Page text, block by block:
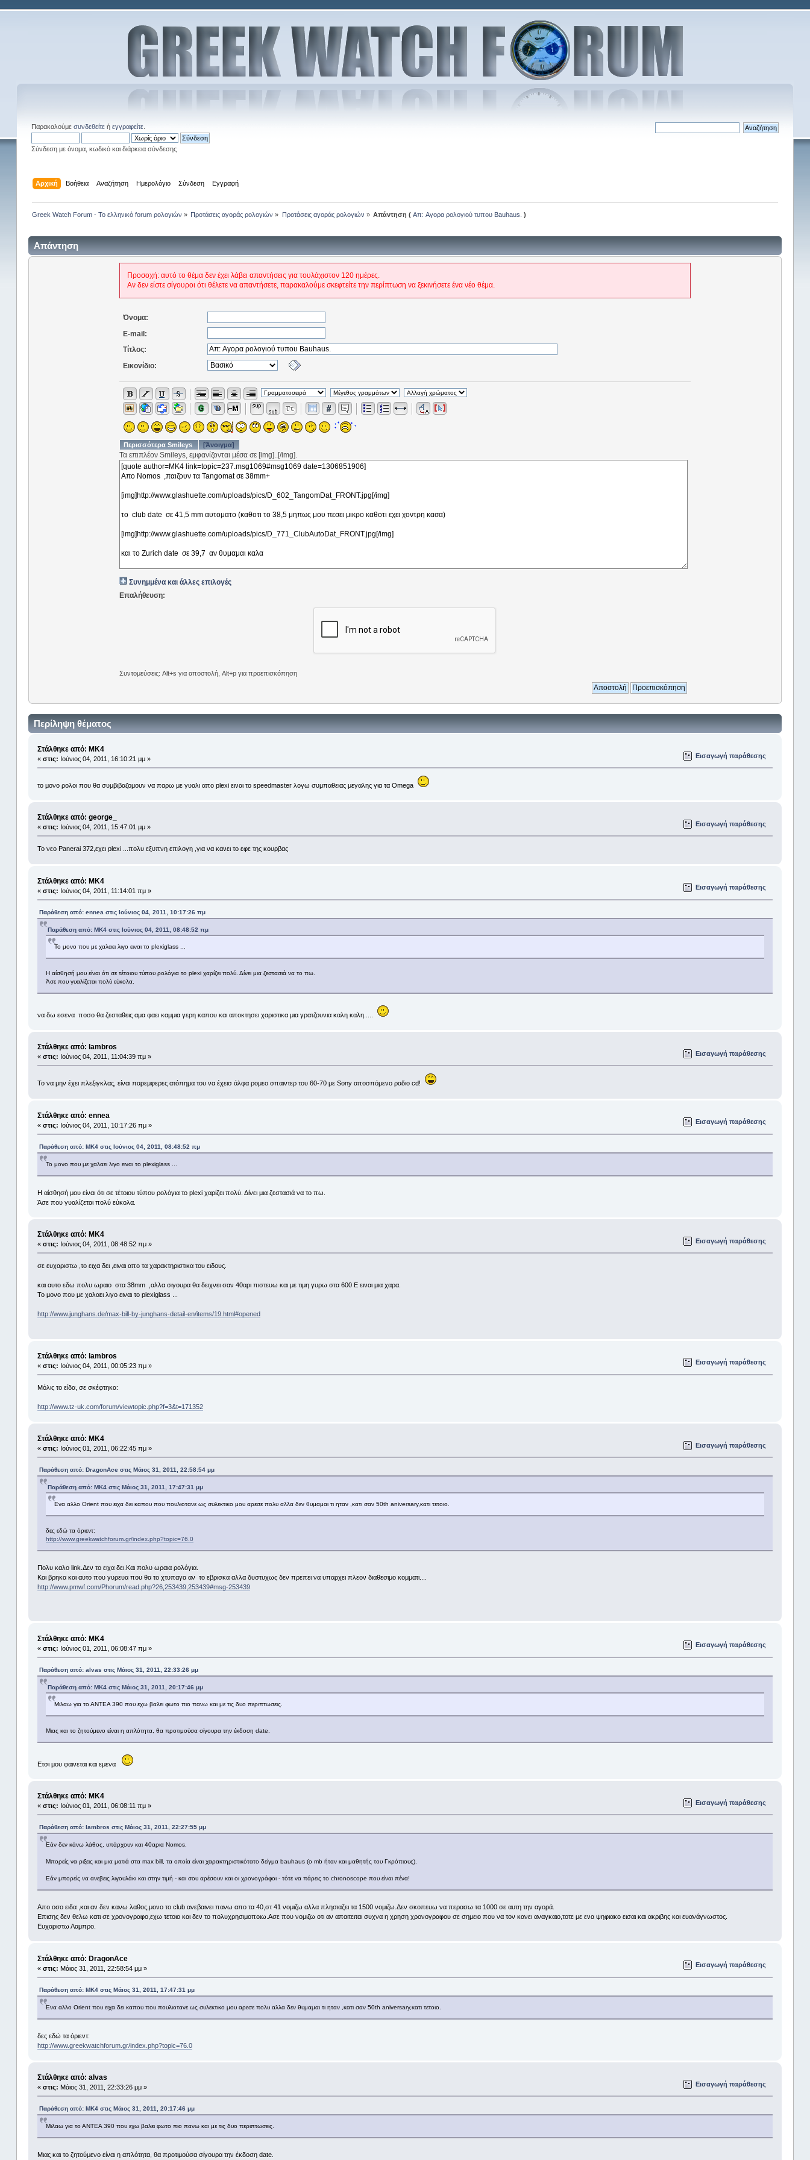
Παρακαλούμε συνδεθείτεή εγγραφείτε.
Σύνδεση με όνομα, κωδικό και διάρκεια σύνδεσης
Αρχική Βοήθεια Αναζήτηση Ημερολόγιο Σύνδεση Εγγραφή
Greek Watch Forum - Το ελληνικό forum ρολογιών » Προτάσεις αγοράς ρολογιών » Προτάσεις αγοράς ρολογιών » Απάντηση (Απ: Aγορα ρολογιού τυπου Bauhaus. )
Απάντηση
Προσοχή: αυτό το θέμα δεν έχει λάβει απαντήσεις για τουλάχιστον 120 ημέρες.
Αν δεν είστε σίγουροι ότι θέλετε να απαντήσετε, παρακαλούμε σκεφτείτε την περίπτωση να ξεκινήσετε ένα νέο θέμα.
Όνομα:
E-mail:
Τίτλος:
Εικονίδιο:
Περισσότερα Smileys [Άνοιγμα]
Τα επιπλέον Smileys, εμφανίζονται μέσα σε [img]..[/img].
Συνημμένα και άλλες επιλογές
Επαλήθευση:
Συντομεύσεις: Alt+s για αποστολή, Alt+p για προεπισκόπηση
Περίληψη θέματος
Στάλθηκε από: MK4
« στις: Ιούνιος 04, 2011, 16:10:21 μμ » Εισαγωγή παράθεσης
το μονο ρολοι που θα συμβιβαζομουν να παρω με γυαλι απο plexi ειναι το speedmaster λογω συμπαθειας μεγαλης για τα Omega
Στάλθηκε από: george_
« στις: Ιούνιος 04, 2011, 15:47:01 μμ » Εισαγωγή παράθεσης
Το νεο Panerai 372,εχει plexi ...πολυ εξυπνη επιλογη ,για να κανει το εφε της κουρβας
Στάλθηκε από: MK4
« στις: Ιούνιος 04, 2011, 11:14:01 πμ » Εισαγωγή παράθεσης
Παράθεση από: ennea στις Ιούνιος 04, 2011, 10:17:26 πμ
Παράθεση από: MK4 στις Ιούνιος 04, 2011, 08:48:52 πμ
Το μονο που με χαλαει λιγο ειναι το plexiglass ...
Η αίσθησή μου είναι ότι σε τέτοιου τύπου ρολόγια το plexi χαρίζει πολύ. Δίνει μια ζεστασιά να το πω.
Άσε που γυαλίζεται πολύ εύκολα.
να δω εσενα ποσο θα ζεσταθεις αμα φαει καμμια γερη καπου και αποκτησει χαριστικα μια γρατζουνια καλη καλη.....
Στάλθηκε από: lambros
« στις: Ιούνιος 04, 2011, 11:04:39 πμ » Εισαγωγή παράθεσης
Το να μην έχει πλεξιγκλας, είναι παρεμφερες ατόπημα του να έχεισ άλφα ρομεο σπαιντερ του 60-70 με Sony αποσπόμενο ραδιο cd!
Στάλθηκε από: ennea
« στις: Ιούνιος 04, 2011, 10:17:26 πμ » Εισαγωγή παράθεσης
Παράθεση από: MK4 στις Ιούνιος 04, 2011, 08:48:52 πμ
Το μονο που με χαλαει λιγο ειναι το plexiglass ...
Η αίσθησή μου είναι ότι σε τέτοιου τύπου ρολόγια το plexi χαρίζει πολύ. Δίνει μια ζεστασιά να το πω.
Άσε που γυαλίζεται πολύ εύκολα.
Στάλθηκε από: MK4
« στις: Ιούνιος 04, 2011, 08:48:52 πμ » Εισαγωγή παράθεσης
σε ευχαριστω ,το ειχα δει ,ειναι απο τα χαρακτηριστικα του ειδους.
και αυτο εδω πολυ ωραιο στα 38mm ,αλλα σιγουρα θα δειχνει σαν 40αρι πιστευω και με τιμη γυρω στα 600 Ε ειναι μια χαρα.
Το μονο που με χαλαει λιγο ειναι το plexiglass ...
http://www.junghans.de/max-bill-by-junghans-detail-en/items/19.html#opened
Στάλθηκε από: lambros
« στις: Ιούνιος 04, 2011, 00:05:23 πμ » Εισαγωγή παράθεσης
Μόλις το είδα, σε σκέφτηκα:
http://www.tz-uk.com/forum/viewtopic.php?f=3&t=171352
Στάλθηκε από: MK4
« στις: Ιούνιος 01, 2011, 06:22:45 πμ » Εισαγωγή παράθεσης
Παράθεση από: DragonAce στις Μάιος 31, 2011, 22:58:54 μμ
Παράθεση από: MK4 στις Μάιος 31, 2011, 17:47:31 μμ
Ενα αλλο Οrient που ειχα δει καπου που πουλιοτανε ως συλεκτικο μου αρεσε πολυ αλλα δεν θυμαμαι τι ηταν ,κατι σαν 50th aniversary,κατι τετοιο.
δες εδώ τα όριεντ:
http://www.greekwatchforum.gr/index.php?topic=76.0
Πολυ καλο link.Δεν το ειχα δει.Και πολυ ωραια ρολόγια.
Και βρηκα και αυτο που γυρευα που θα το χτυπαγα αν το εβρισκα αλλα δυστυχως δεν πρεπει να υπαρχει πλεον διαθεσιμο κομματι....
http://www.pmwf.com/Phorum/read.php?26,253439,253439#msg-253439
Στάλθηκε από: MK4
« στις: Ιούνιος 01, 2011, 06:08:47 πμ » Εισαγωγή παράθεσης
Παράθεση από: alvas στις Μάιος 31, 2011, 22:33:26 μμ
Παράθεση από: MK4 στις Μάιος 31, 2011, 20:17:46 μμ
Μιλαω για το ΑΝΤΕΑ 390 που εχω βαλει φωτο πιο πανω και με τις δυο περιπτωσεις.
Μιας και το ζητούμενο είναι η απλότητα, θα προτιμούσα σίγουρα την έκδοση date.
Ετσι μου φαινεται και εμενα
Στάλθηκε από: MK4
« στις: Ιούνιος 01, 2011, 06:08:11 πμ » Εισαγωγή παράθεσης
Παράθεση από: lambros στις Μάιος 31, 2011, 22:27:55 μμ
Εάν δεν κάνω λάθος, υπάρχουν και 40αρια Nomos.
Μπορείς να ριξεις και μια ματιά στα max bill, τα οποία είναι χαρακτηριστικότατο δείγμα bauhaus (ο mb ήταν και μαθητής του Γκρόπιους).
Εάν μπορείς να ανεβεις λιγουλάκι και στην τιμή - και σου αρέσουν και οι χρονογράφοι - τότε να πάρεις το chronoscope που είναι πένα!
Απο οσο ειδα ,και αν δεν κανω λαθος,μονο το club ανεβαινει πανω απο τα 40,στ 41 νομιζω αλλα πλησιαζει τα 1500 νομιζω.Δεν σκοπευω να περασω τα 1000 σε αυτη την αγορά.
Επισης δεν θελω κατι σε χρονογραφο,εχω τετοιο και δεν το πολυχρησιμοποιω.Ασε που νομιζω οτι αν απαιτειται συχνα η χρηση χρονογραφου σε σημειο που να τον κανει αναγκαιο,τοτε με ενα ψηφιακο εισαι και ακριβης και ευανάγνωστος.
Ευχαριστω Λαμπρο.
Στάλθηκε από: DragonAce
« στις: Μάιος 31, 2011, 22:58:54 μμ » Εισαγωγή παράθεσης
Παράθεση από: MK4 στις Μάιος 31, 2011, 17:47:31 μμ
Ενα αλλο Οrient που ειχα δει καπου που πουλιοτανε ως συλεκτικο μου αρεσε πολυ αλλα δεν θυμαμαι τι ηταν ,κατι σαν 50th aniversary,κατι τετοιο.
δες εδώ τα όριεντ:
http://www.greekwatchforum.gr/index.php?topic=76.0
Στάλθηκε από: alvas
« στις: Μάιος 31, 2011, 22:33:26 μμ » Εισαγωγή παράθεσης
Παράθεση από: MK4 στις Μάιος 31, 2011, 20:17:46 μμ
Μιλαω για το ΑΝΤΕΑ 390 που εχω βαλει φωτο πιο πανω και με τις δυο περιπτωσεις.
Μιας και το ζητούμενο είναι η απλότητα, θα προτιμούσα σίγουρα την έκδοση date.